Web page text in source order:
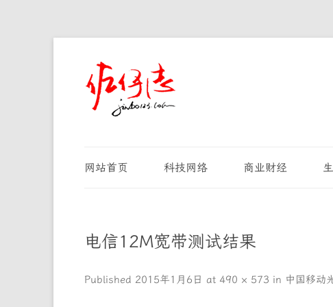
网站首页 科技网络 商业财经
电信12M宽带测试结果
Published 2015年1月6日 at 490 × 573 in 中国移动